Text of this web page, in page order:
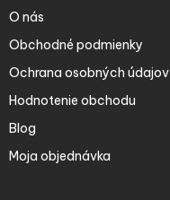
O nás
Obchodné podmienky
Ochrana osobných údajov
Hodnotenie obchodu
Blog
Moja objednávka